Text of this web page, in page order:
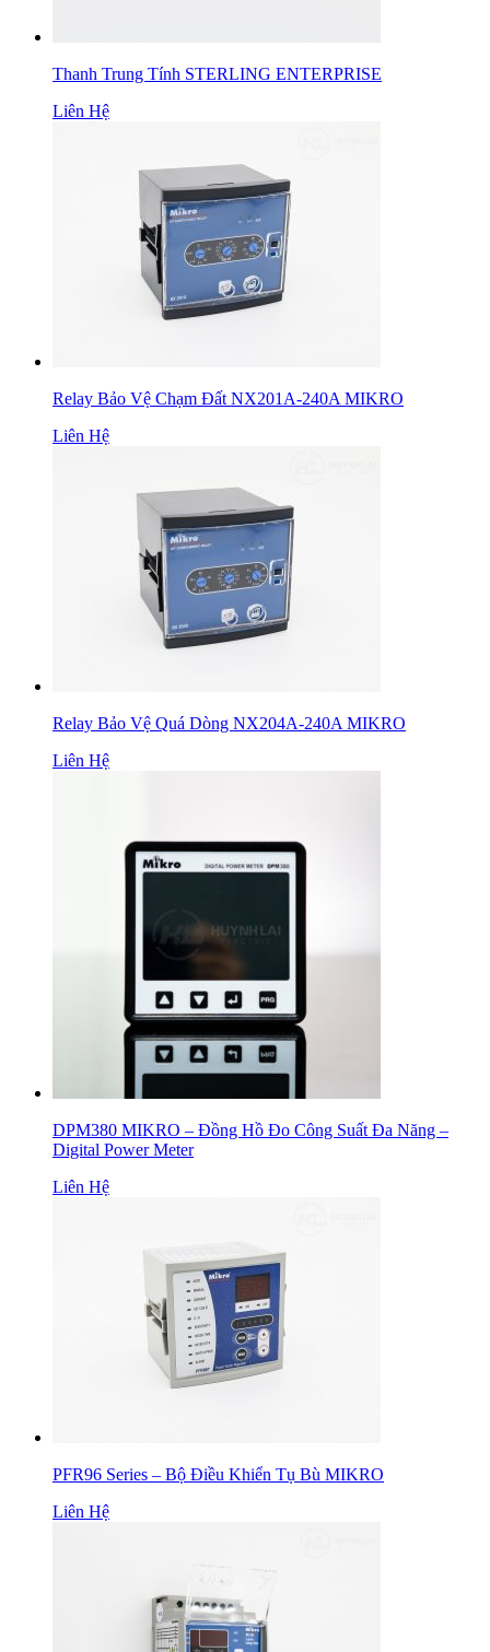
Thanh Trung Tính STERLING ENTERPRISE
Liên Hệ
Relay Bảo Vệ Chạm Đất NX201A-240A MIKRO
Liên Hệ
Relay Bảo Vệ Quá Dòng NX204A-240A MIKRO
Liên Hệ
DPM380 MIKRO – Đồng Hồ Đo Công Suất Đa Năng –
Digital Power Meter
Liên Hệ
PFR96 Series – Bộ Điều Khiển Tụ Bù MIKRO
Liên Hệ